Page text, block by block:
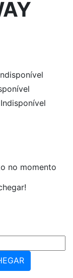
no momento
CHEGAR